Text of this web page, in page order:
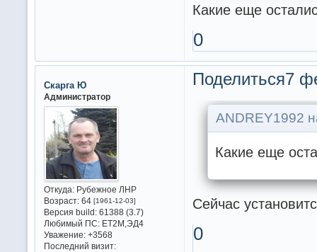
Какие еще
0
Поделиться7
Скарга Ю
Администратор
Откуда:Рубежное ЛНР
Возраст:64 [1961-12-03]
Версия build:61388 (3.7)
Любимый ПС:ET2M,ЭД4
Уважение: +3568
Последний визит:
ANDREY1992
Какие еще
Сейчас
0